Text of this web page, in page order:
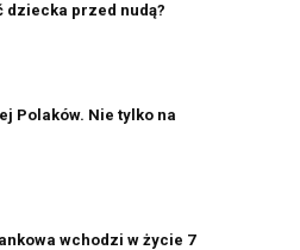
dziecka przed nudą?
Polaków. Nie tylko na
wchodzi w życie 7